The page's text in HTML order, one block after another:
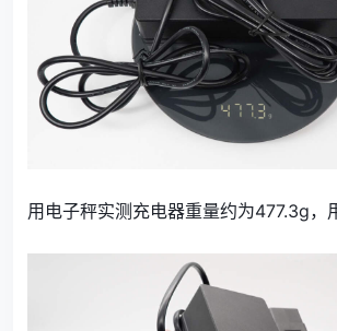
用电子秤实测充电器重量约为477.3g，